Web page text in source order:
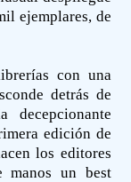
ejemplares, de
con una
detrás de
edición de
los editores
manos un best